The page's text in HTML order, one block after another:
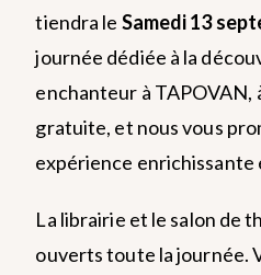
tiendra le Samedi 13
journée dédiée à la
enchanteur à TAPOVAN,
gratuite, et nous vous
expérience enrichissante
La librairie et le salon de
ouverts toute la journée.